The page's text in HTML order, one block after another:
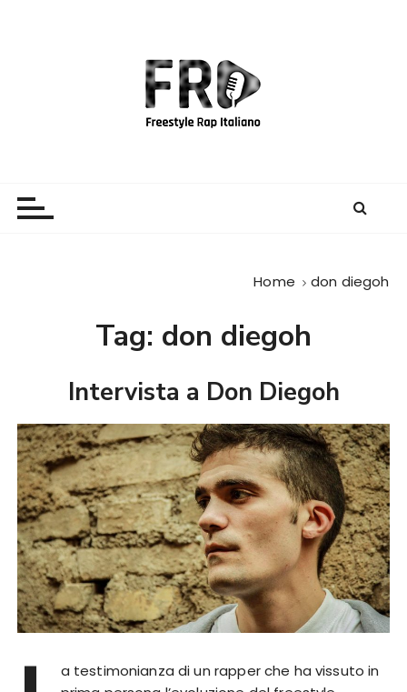
Home don diegoh
Tag: don diegoh
Intervista a Don Diegoh
a testimonianza di un rapper che ha vissuto in